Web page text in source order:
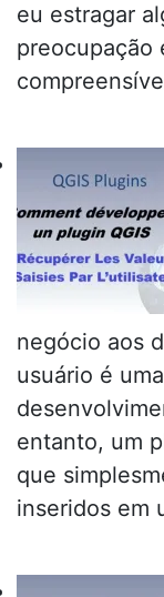
eu estragar
preocupação
negócio aos
usuário é
entanto, um
que
inseridos em